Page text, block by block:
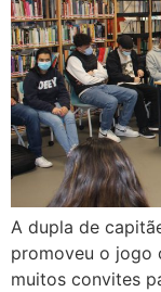
A dupla de
promoveu o jogo
muitos convites